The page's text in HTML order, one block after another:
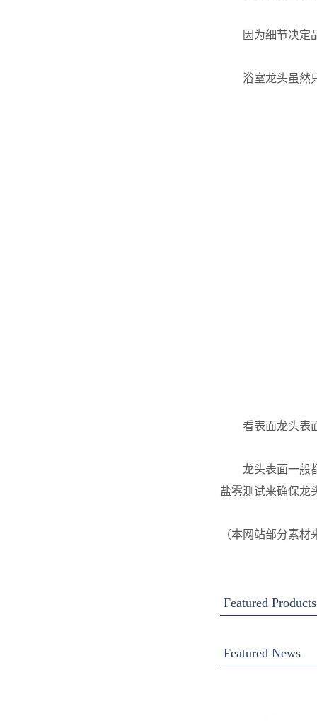
因为细节决定
浴室龙头虽然
看表面龙头表
龙头表面一般
盐雾测试来确保龙
（本网站部分素
Featured Products
Featured News